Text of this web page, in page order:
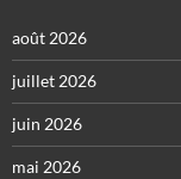
août 2026
juillet 2026
juin 2026
mai 2026